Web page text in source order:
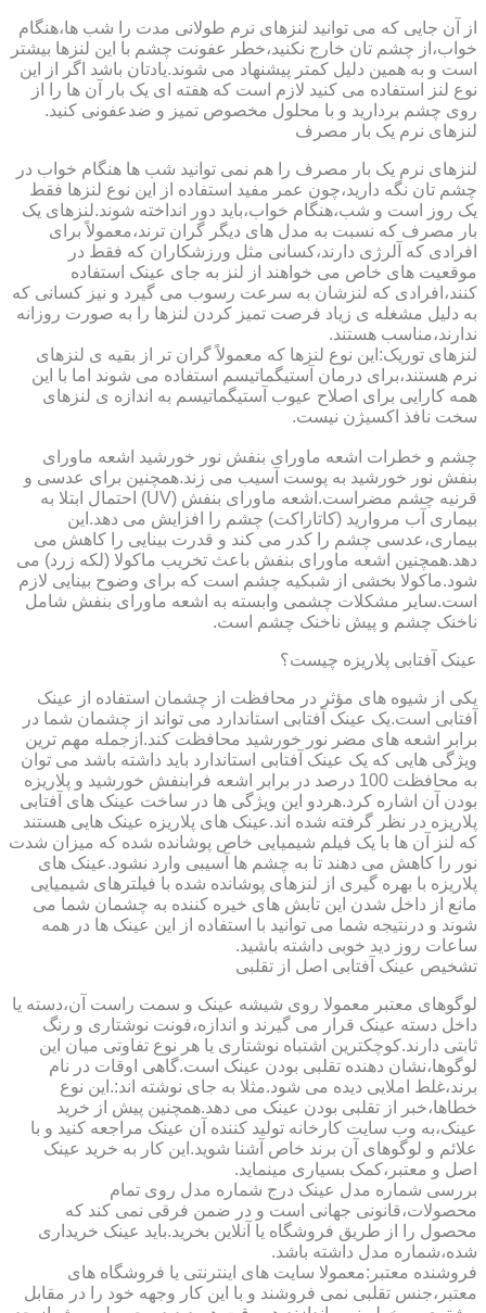
از آن جایی که می توانید لنزهای نرم طولانی مدت را شب ها،هنگام
خواب،از چشم تان خارج نکنید،خطر عفونت چشم با این لنزها بیشتر
است و به همین دلیل کمتر پیشنهاد می شوند.یادتان باشد اگر از این
نوع لنز استفاده می کنید لازم است که هفته ای یک بار آن ها را از
روی چشم بردارید و با محلول مخصوص تمیز و ضدعفونی کنید.
لنزهای نرم یک بار مصرف
لنزهای نرم یک بار مصرف را هم نمی توانید شب ها هنگام خواب در
چشم تان نگه دارید،چون عمر مفید استفاده از این نوع لنزها فقط
یک روز است و شب،هنگام خواب،باید دور انداخته شوند.لنزهای یک
بار مصرف که نسبت به مدل های دیگر گران ترند،معمولاً برای
افرادی که آلرژی دارند،کسانی مثل ورزشکاران که فقط در
موقعیت های خاص می خواهند از لنز به جای عینک استفاده
کنند،افرادی که لنزشان به سرعت رسوب می گیرد و نیز کسانی که
به دلیل مشغله ی زیاد فرصت تمیز کردن لنزها را به صورت روزانه
ندارند،مناسب هستند.
لنزهای توریک:این نوع لنزها که معمولاً گران تر از بقیه ی لنزهای
نرم هستند،برای درمان آستیگماتیسم استفاده می شوند اما با این
همه کارایی برای اصلاح عیوب آستیگماتیسم به اندازه ی لنزهای
سخت نافذ اکسیژن نیست.
چشم و خطرات اشعه ماورای بنفش نور خورشید اشعه ماورای
بنفش نور خورشید به پوست آسیب می زند.همچنین برای عدسی و
قرنیه چشم مضراست.اشعه ماورای بنفش (UV) احتمال ابتلا به
بیماری آب مروارید (کاتاراکت) چشم را افزایش می دهد.این
بیماری،عدسی چشم را کدر می کند و قدرت بینایی را کاهش می
دهد.همچنین اشعه ماورای بنفش باعث تخریب ماکولا (لکه زرد) می
شود.ماکولا بخشی از شبکیه چشم است که برای وضوح بینایی لازم
است.سایر مشکلات چشمی وابسته به اشعه ماورای بنفش شامل
ناخنک چشم و پیش ناخنک چشم است.
عینک آفتابی پلاریزه چیست؟
یکی از شیوه های مؤثر در محافظت از چشمان استفاده از عینک
آفتابی است.یک عینک آفتابی استاندارد می تواند از چشمان شما در
برابر اشعه های مضر نور خورشید محافظت کند.ازجمله مهم ترین
ویژگی هایی که یک عینک آفتابی استاندارد باید داشته باشد می توان
به محافظت 100 درصد در برابر اشعه فرابنفش خورشید و پلاریزه
بودن آن اشاره کرد.هردو این ویژگی ها در ساخت عینک های آفتابی
پلاریزه در نظر گرفته شده اند.عینک های پلاریزه عینک هایی هستند
که لنز آن ها با یک فیلم شیمیایی خاص پوشانده شده که میزان شدت
نور را کاهش می دهند تا به چشم ها آسیبی وارد نشود.عینک های
پلاریزه با بهره گیری از لنزهای پوشانده شده با فیلترهای شیمیایی
مانع از داخل شدن این تابش های خیره کننده به چشمان شما می
شوند و درنتیجه شما می توانید با استفاده از این عینک ها در همه
ساعات روز دید خوبی داشته باشید.
تشخیص عینک آفتابی اصل از تقلبی
لوگوهای معتبر معمولا روی شیشه عینک و سمت راست آن،دسته یا
داخل دسته عینک قرار می گیرند و اندازه،فونت نوشتاری و رنگ
ثابتی دارند.کوچکترین اشتباه نوشتاری یا هر نوع تفاوتی میان این
لوگوها،نشان دهنده تقلبی بودن عینک است.گاهی اوقات در نام
برند،غلط املایی دیده می شود.مثلا به جای نوشته اند:.این نوع
خطاها،خبر از تقلبی بودن عینک می دهد.همچنین پیش از خرید
عینک،به وب سایت کارخانه تولید کننده آن عینک مراجعه کنید و با
علائم و لوگوهای آن برند خاص آشنا شوید.این کار به خرید عینک
اصل و معتبر،کمک بسیاری مینماید.
بررسی شماره مدل عینک درج شماره مدل روی تمام
محصولات،قانونی جهانی است و در ضمن فرقی نمی کند که
محصول را از طریق فروشگاه یا آنلاین بخرید.باید عینک خریداری
شده،شماره مدل داشته باشد.
فروشنده معتبر:معمولا سایت های اینترنتی یا فروشگاه های
معتبر،جنس تقلبی نمی فروشند و با این کار وجهه خود را در مقابل